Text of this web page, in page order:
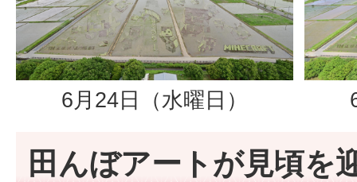
6月24日（水曜日）
田んぼアートが見頃を